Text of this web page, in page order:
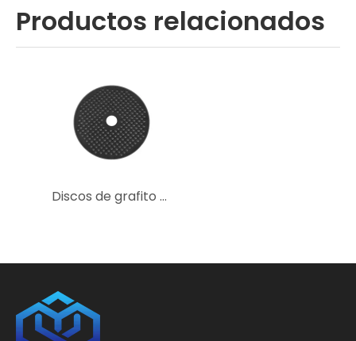
Productos relacionados
Discos de grafito poroso | Bandejas de grafito perforadas para sinterizar carburo cementado | Mecanizado de precisión CNC personalizado: nuevo material de Ningheda